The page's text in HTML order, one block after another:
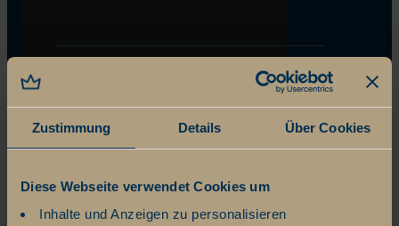
Zustimmung Details Über Cookies
Diese Webseite verwendet Cookies um
Inhalte und Anzeigen zu personalisieren